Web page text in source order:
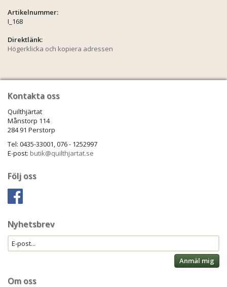
Artikelnummer:
I_168
Direktlänk:
Högerklicka och kopiera adressen
Kontakta oss
Quilthjärtat
Månstorp 114
284 91 Perstorp
Tel: 0435-33001, 076 - 1252997
E-post: butik@quilthjartat.se
Följ oss
Nyhetsbrev
Anmäl mig
Om oss